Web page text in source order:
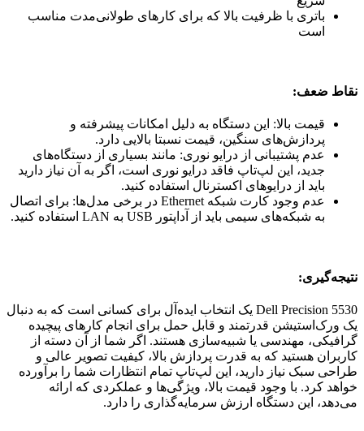
باتری با ظرفیت بالا که برای کارهای طولانی‌مدت مناسب
است
نقاط ضعف:
قیمت بالا: این دستگاه به دلیل امکانات پیشرفته و
پردازش‌های سنگین، قیمت نسبتا بالایی دارد.
عدم پشتیبانی از درایو نوری: مانند بسیاری از دستگاه‌های
جدید، این لپ‌تاپ فاقد درایو نوری است، اگر به آن نیاز دارید
باید از درایوهای اکسترنال استفاده کنید.
عدم وجود کارت شبکه Ethernet در برخی مدل‌ها: برای اتصال
به شبکه‌های سیمی باید از آداپتور USB به LAN استفاده کنید.
نتیجه‌گیری:
Dell Precision 5530 یک انتخاب ایده‌آل برای کسانی است که به دنبال
یک ورک‌استیشن قدرتمند و قابل حمل برای انجام کارهای پیچیده
گرافیکی، مهندسی یا شبیه‌سازی هستند. اگر شما از آن دسته از
کاربران هستید که به قدرت پردازش بالا، کیفیت تصویر عالی و
طراحی سبک نیاز دارید، این لپ‌تاپ تمام انتظارات شما را برآورده
خواهد کرد. با وجود قیمت بالا، ویژگی‌ها و عملکردی که ارائه
می‌دهد، این دستگاه ارزش سرمایه‌گذاری را دارد.